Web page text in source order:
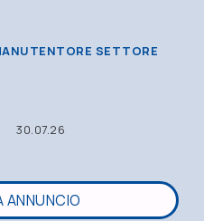
SETTORE
30.07.26
ANNUNCIO